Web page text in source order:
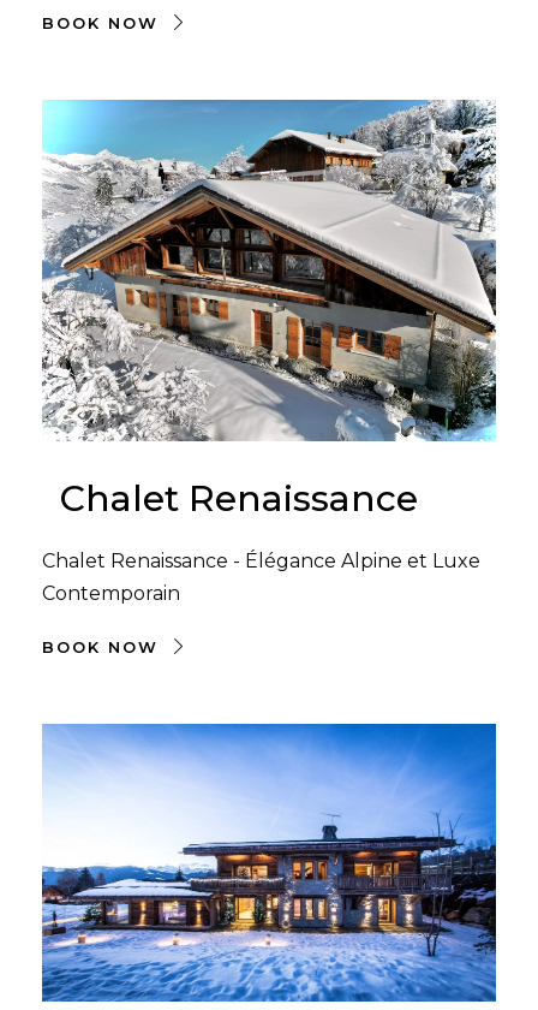
BOOK NOW
Chalet Renaissance
Chalet Renaissance - Élégance Alpine et Luxe
Contemporain
BOOK NOW